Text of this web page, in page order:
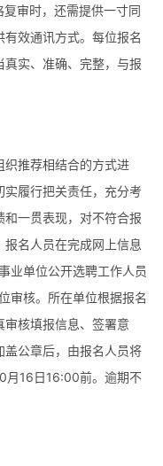
审时，还需提供一寸同
效通讯方式。每位报名
实、准确、完整，与报
织推荐相结合的方式进
履行把关责任，充分考
一贯表现，对不符合报
名人员在完成网上信息
业单位公开选聘工作人员
审核。所在单位根据报名
审核填报信息、签署意
盖公章后，由报名人员将
月16日16:00前。逾期不